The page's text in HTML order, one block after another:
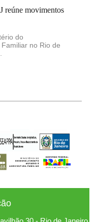
reúne movimentos
do
no Rio de